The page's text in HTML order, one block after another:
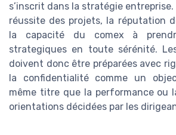
s’inscrit dans la stratégie
réussite des projets, la réputation
la capacité du comex à
strategiques en toute sérénité.
doivent donc être préparées avec
la confidentialité comme un
même titre que la performance ou
orientations décidées par les